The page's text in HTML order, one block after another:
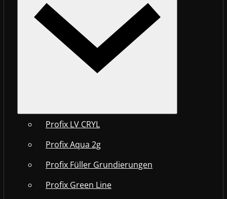
Profix LV CRYL
Profix Aqua 2g
Profix Füller Grundierungen
Profix Green Line